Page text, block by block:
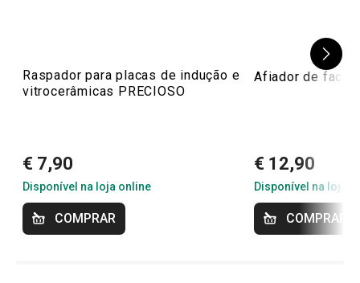
Raspador para placas de indução e
vitrocerâmicas PRECIOSO
€ 7,90
Disponível na loja online
COMPRAR
Afiador de facas
€ 12,90
Disponível na loja
COMPRAR